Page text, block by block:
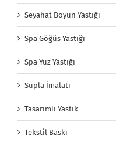
Seyahat Boyun Yastığı
Spa Göğüs Yastığı
Spa Yüz Yastığı
Supla İmalatı
Tasarımlı Yastık
Tekstil Baskı